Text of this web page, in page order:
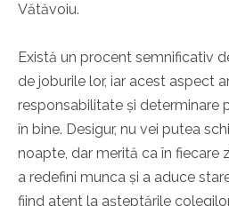
Vătăvoiu.
Există un procent semnificativ
de joburile lor, iar acest aspect
responsabilitate și determinare
în bine. Desigur, nu vei putea
noapte, dar merită ca în fiecare
a redefini munca și a aduce
fiind atent la așteptările